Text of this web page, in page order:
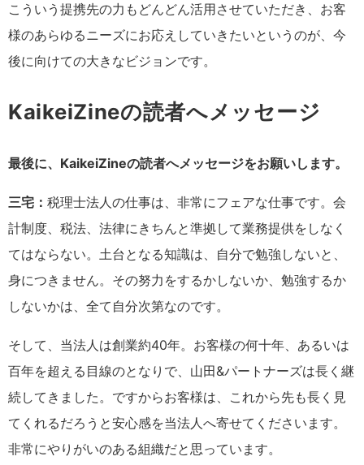
こういう提携先の力もどんどん活用させていただき、お客
様のあらゆるニーズにお応えしていきたいというのが、今
後に向けての大きなビジョンです。
KaikeiZineの読者へメッセージ
最後に、KaikeiZineの読者へメッセージをお願いします。
三宅： 税理士法人の仕事は、非常にフェアな仕事です。会
計制度、税法、法律にきちんと準拠して業務提供をしなく
てはならない。土台となる知識は、自分で勉強しないと、
身につきません。その努力をするかしないか、勉強するか
しないかは、全て自分次第なのです。
そして、当法人は創業約40年。お客様の何十年、あるいは
百年を超える目線のとなりで、山田&パートナーズは長く継
続してきました。ですからお客様は、これから先も長く見
てくれるだろうと安心感を当法人へ寄せてくださいます。
非常にやりがいのある組織だと思っています。